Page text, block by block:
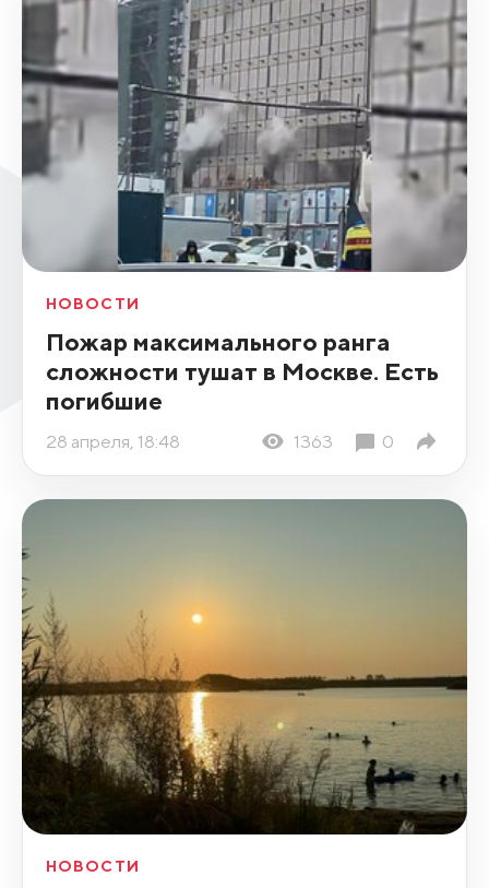
НОВОСТИ
Пожар максимального ранга
сложности тушат в Москве. Есть
погибшие
28 апреля, 18:48 1363 0
НОВОСТИ